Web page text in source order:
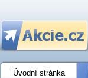
Úvodní stránka